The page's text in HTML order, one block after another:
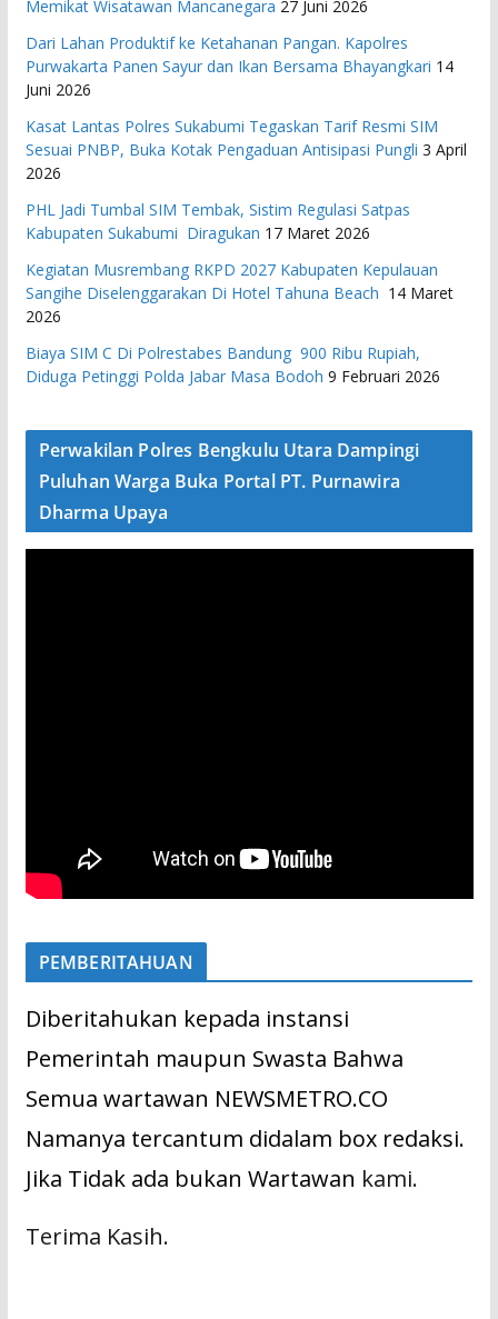
Memikat Wisatawan Mancanegara 27 Juni 2026
Dari Lahan Produktif ke Ketahanan Pangan. Kapolres
Purwakarta Panen Sayur dan Ikan Bersama Bhayangkari 14
Juni 2026
Kasat Lantas Polres Sukabumi Tegaskan Tarif Resmi SIM
Sesuai PNBP, Buka Kotak Pengaduan Antisipasi Pungli 3 April
2026
PHL Jadi Tumbal SIM Tembak, Sistim Regulasi Satpas
Kabupaten Sukabumi Diragukan 17 Maret 2026
Kegiatan Musrembang RKPD 2027 ​Kabupaten Kepulauan
Sangihe Diselenggarakan Di Hotel Tahuna Beach 14 Maret
2026
Biaya SIM C Di Polrestabes Bandung 900 Ribu Rupiah,
Diduga Petinggi Polda Jabar Masa Bodoh 9 Februari 2026
Perwakilan Polres Bengkulu Utara Dampingi
Puluhan Warga Buka Portal PT. Purnawira
Dharma Upaya
PEMBERITAHUAN
Diberitahukan kepada instansi
Pemerintah maupun Swasta Bahwa
Semua wartawan NEWSMETRO.CO
Namanya tercantum didalam box redaksi.
Jika Tidak ada bukan Wartawan kami.
Terima Kasih.